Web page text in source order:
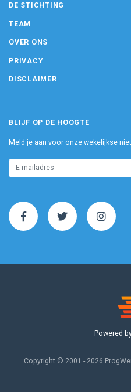
DE STICHTING
TEAM
OVER ONS
PRIVACY
DISCLAIMER
BLIJF OP DE HOOGTE
Meld je aan voor onze wekelijkse
Powered
Copyright © 2001 - 2026